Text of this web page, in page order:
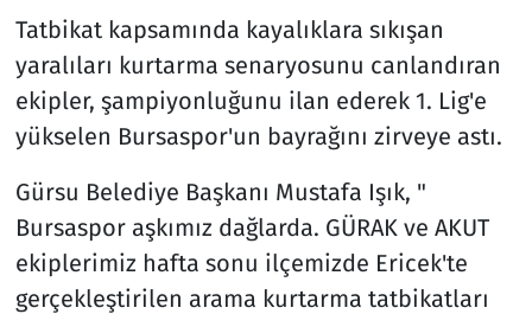
Tatbikat kapsamında kayalıklara sıkışan
yaralıları kurtarma senaryosunu canlandıran
ekipler, şampiyonluğunu ilan ederek 1. Lig'e
yükselen Bursaspor'un bayrağını zirveye astı.
Gürsu Belediye Başkanı Mustafa Işık, "
Bursaspor aşkımız dağlarda. GÜRAK ve AKUT
ekiplerimiz hafta sonu ilçemizde Ericek'te
gerçekleştirilen arama kurtarma tatbikatları